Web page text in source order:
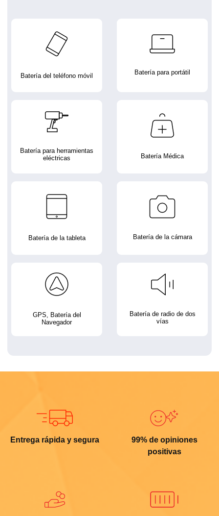
Batería del teléfono móvil Batería para portátil
Batería para herramientas
eléctricas
Batería Médica
Batería de la tableta Batería de la cámara
GPS, Batería del
Navegador
Batería de radio de dos
vías
Entrega rápida y segura
99% de opiniones
positivas